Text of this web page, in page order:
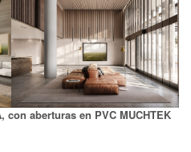
aberturas en PVC MUCHTEK